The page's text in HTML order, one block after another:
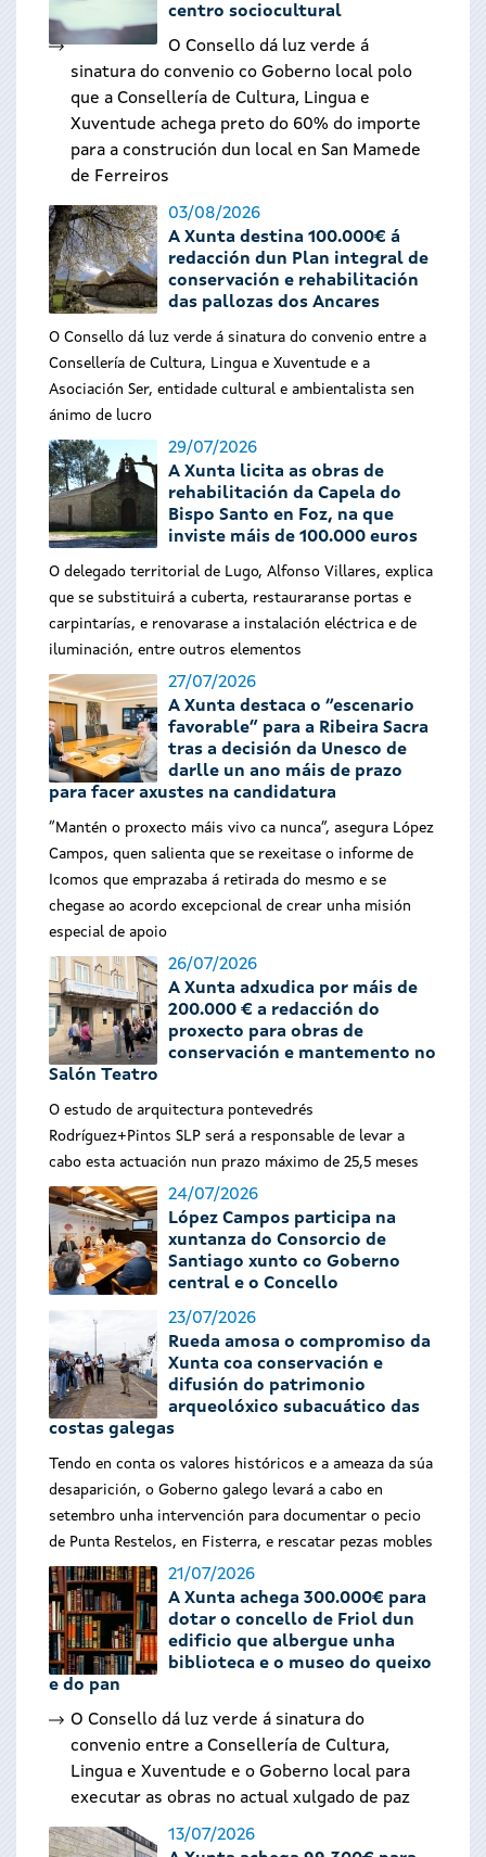
centro sociocultural
O Consello dá luz verde á
sinatura do convenio co Goberno local polo
que a Consellería de Cultura, Lingua e
Xuventude achega preto do 60% do importe
para a construción dun local en San Mamede
de Ferreiros
03/08/2026
A Xunta destina 100.000€ á
redacción dun Plan integral de
conservación e rehabilitación
das pallozas dos Ancares
O Consello dá luz verde á sinatura do convenio entre a
Consellería de Cultura, Lingua e Xuventude e a
Asociación Ser, entidade cultural e ambientalista sen
ánimo de lucro
29/07/2026
A Xunta licita as obras de
rehabilitación da Capela do
Bispo Santo en Foz, na que
inviste máis de 100.000 euros
O delegado territorial de Lugo, Alfonso Villares, explica
que se substituirá a cuberta, restauraranse portas e
carpintarías, e renovarase a instalación eléctrica e de
iluminación, entre outros elementos
27/07/2026
A Xunta destaca o “escenario
favorable” para a Ribeira Sacra
tras a decisión da Unesco de
darlle un ano máis de prazo
para facer axustes na candidatura
“Mantén o proxecto máis vivo ca nunca”, asegura López
Campos, quen salienta que se rexeitase o informe de
Icomos que emprazaba á retirada do mesmo e se
chegase ao acordo excepcional de crear unha misión
especial de apoio
26/07/2026
A Xunta adxudica por máis de
200.000 € a redacción do
proxecto para obras de
conservación e mantemento no
Salón Teatro
O estudo de arquitectura pontevedrés
Rodríguez+Pintos SLP será a responsable de levar a
cabo esta actuación nun prazo máximo de 25,5 meses
24/07/2026
López Campos participa na
xuntanza do Consorcio de
Santiago xunto co Goberno
central e o Concello
23/07/2026
Rueda amosa o compromiso da
Xunta coa conservación e
difusión do patrimonio
arqueolóxico subacuático das
costas galegas
Tendo en conta os valores históricos e a ameaza da súa
desaparición, o Goberno galego levará a cabo en
setembro unha intervención para documentar o pecio
de Punta Restelos, en Fisterra, e rescatar pezas mobles
21/07/2026
A Xunta achega 300.000€ para
dotar o concello de Friol dun
edificio que albergue unha
biblioteca e o museo do queixo
e do pan
O Consello dá luz verde á sinatura do
convenio entre a Consellería de Cultura,
Lingua e Xuventude e o Goberno local para
executar as obras no actual xulgado de paz
13/07/2026